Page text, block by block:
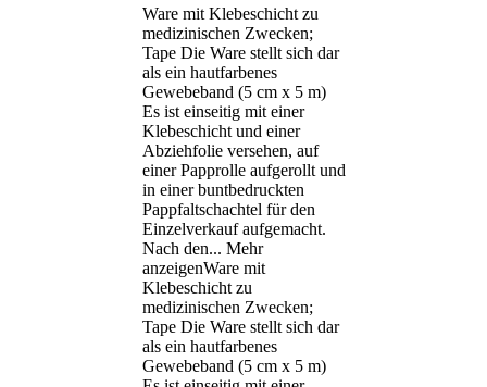
Ware mit Klebeschicht zu
medizinischen Zwecken;
Tape Die Ware stellt sich dar
als ein hautfarbenes
Gewebeband (5 cm x 5 m)
Es ist einseitig mit einer
Klebeschicht und einer
Abziehfolie versehen, auf
einer Papprolle aufgerollt und
in einer buntbedruckten
Pappfaltschachtel für den
Einzelverkauf aufgemacht.
Nach den... Mehr
anzeigenWare mit
Klebeschicht zu
medizinischen Zwecken;
Tape Die Ware stellt sich dar
als ein hautfarbenes
Gewebeband (5 cm x 5 m)